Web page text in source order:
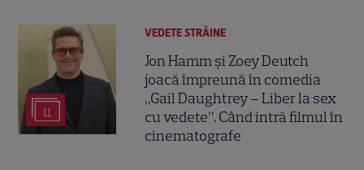
11
VEDETE STRĂINE
Jon Hamm și Zoey Deutch
joacă împreună în comedia
„Gail Daughtrey – Liber la sex
cu vedete”. Când intră filmul în
cinematografe